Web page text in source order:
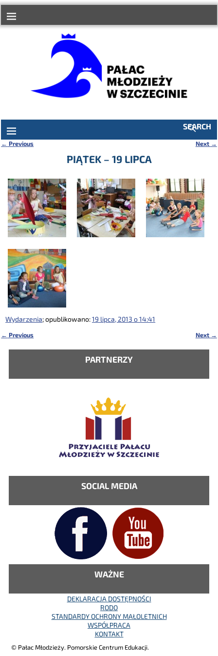
treści
SEARCH
← Previous Next →
PIĄTEK – 19 LIPCA
Wydarzenia; opublikowano:19 lipca, 2013 o 14:41
← Previous Next →
PARTNERZY
SOCIAL MEDIA
WAŻNE
DEKLARACJA DOSTĘPNOŚCI
RODO
STANDARDY OCHRONY MAŁOLETNICH
WSPÓŁPRACA
KONTAKT
© Pałac Młodzieży. Pomorskie Centrum Edukacji.